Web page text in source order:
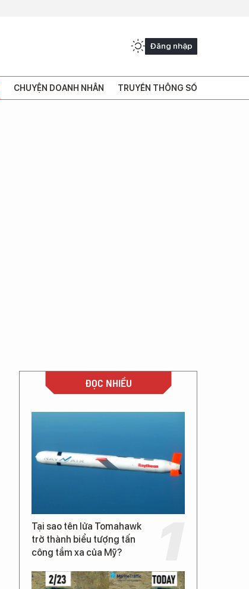
Đăng nhập
CHUYỆN DOANH NHÂN TRUYỀN THÔNG SỐ
ĐỌC NHIỀU
Tại sao tên lửa Tomahawk
trở thành biểu tượng tấn
công tầm xa của Mỹ?